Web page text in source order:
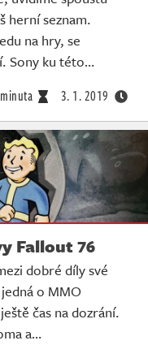
herní seznam.
na hry, se
Sony ku této…
3. 1. 2019
Fallout 76
dobré díly své
o MMO
čas na dozrání.
a…